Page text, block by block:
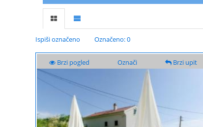
Ispiši označeno Označeno: 0
Brzi pogled Označi Brzi upit